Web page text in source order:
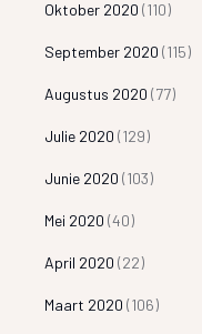
Oktober 2020 (110)
September 2020 (115)
Augustus 2020 (77)
Julie 2020 (129)
Junie 2020 (103)
Mei 2020 (40)
April 2020 (22)
Maart 2020 (106)